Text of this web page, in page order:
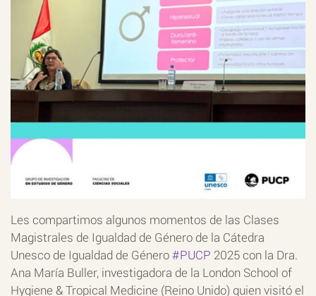
Les compartimos algunos momentos de las Clases
Magistrales de Igualdad de Género de la Cátedra
Unesco de Igualdad de Género#PUCP 2025 con la Dra.
Ana María Buller, investigadora de la London School of
Hygiene & Tropical Medicine (Reino Unido) quien visitó el